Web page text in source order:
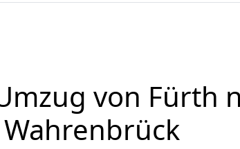
von Fürth
Wahrenbrück